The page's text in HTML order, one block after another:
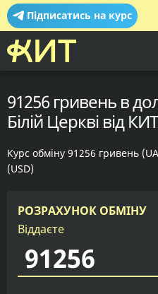
Підписатись на курс
91256 гривень в
Білій Церкві від
Курс обміну 91256 гривень
(USD)
РОЗРАХУНОК ОБМІНУ
Віддаєте